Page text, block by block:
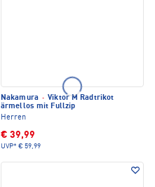
Nakamura · Viktor M Radtrikot
ärmellos mit Fullzip
Herren
€ 39,99
UVP* € 59,99